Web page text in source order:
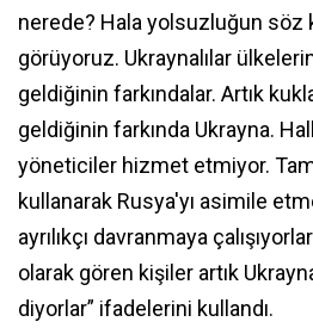
nerede? Hala yolsuzluğun söz
görüyoruz. Ukraynalılar
geldiğinin farkındalar. Artık
geldiğinin farkında Ukrayna.
yöneticiler hizmet etmiyor.
kullanarak Rusya'yı asimile
ayrılıkçı davranmaya
olarak gören kişiler artık
diyorlar” ifadelerini kullandı.